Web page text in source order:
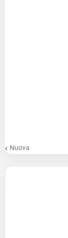
Nuova